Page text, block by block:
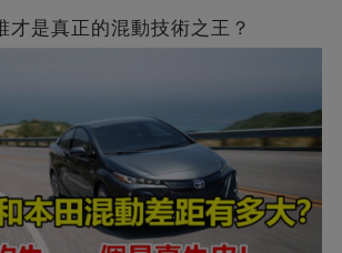
才是真正的混動技術之王？